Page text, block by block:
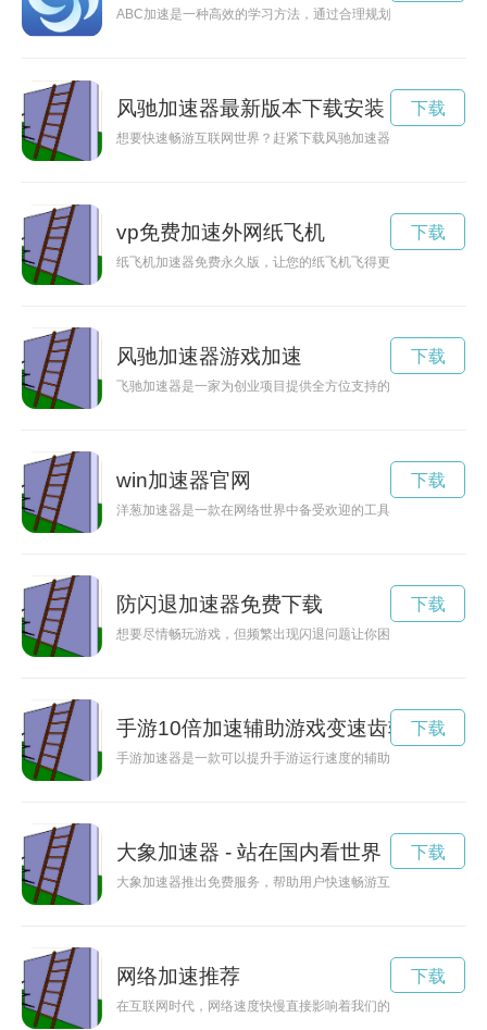
ABC加速是一种高效的学习方法，通过合理规划学习时间和灵
风驰加速器最新版本下载安装
想要快速畅游互联网世界？赶紧下载风驰加速器最新版本，享
下载
vp免费加速外网纸飞机
纸飞机加速器免费永久版，让您的纸飞机飞得更远更快！不再
下载
风驰加速器游戏加速
飞驰加速器是一家为创业项目提供全方位支持的机构，致力于
下载
win加速器官网
洋葱加速器是一款在网络世界中备受欢迎的工具，能够加速网
下载
防闪退加速器免费下载
想要尽情畅玩游戏，但频繁出现闪退问题让你困扰不已？别担
下载
手游10倍加速辅助游戏变速齿轮
手游加速器是一款可以提升手游运行速度的辅助工具，使用它
下载
大象加速器 - 站在国内看世界
大象加速器推出免费服务，帮助用户快速畅游互联网世界，提升
下载
网络加速推荐
在互联网时代，网络速度快慢直接影响着我们的上网体验。提
下载